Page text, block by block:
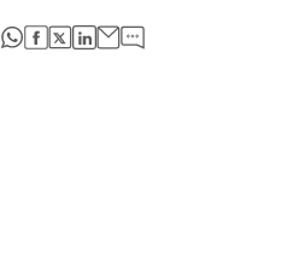
abre en nueva pestaña
abre en nueva pestaña
abre en nueva pestaña
abre en nueva pestaña